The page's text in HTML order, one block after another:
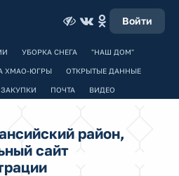
Войти
УБОРКА СНЕГА "НАШ ДОМ"
ХМАО-ЮГРЫ ОТКРЫТЫЕ ДАННЫЕ
ПОЧТА ВИДЕО
район,
сайт